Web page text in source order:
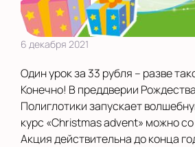
Московская
Нижний Новгород
Новороссийск
Новосибирск
Новый Уренгой
6 декабря 2021
Один урок за 33 рубля – разве
Конечно! В преддверии
Полиглотики запускает
курс «Сhristmas advent» можно
Акция действительна до конца